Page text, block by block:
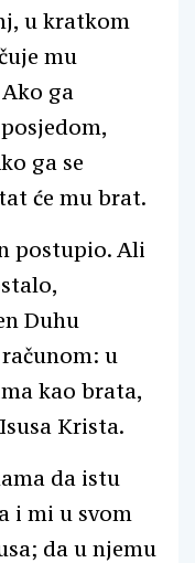
u kratkom
mu
ga
ga se
će mu brat.
postupio. Ali
Duhu
u
kao brata,
Krista.
da istu
i mi u svom
da u njemu